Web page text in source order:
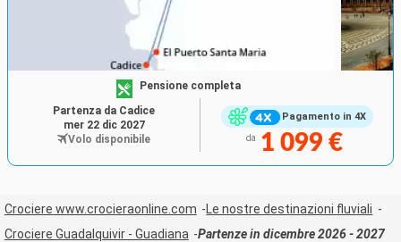
Pagamento in 4X
Pensione completa
da 1 099 €
Partenza da Cadice
mer 22 dic 2027
Volo disponibile
Crociere www.crocieraonline.com
Le nostre destinazioni fluviali
Crociere Guadalquivir - Guadiana
Partenze in dicembre 2026 - 2027